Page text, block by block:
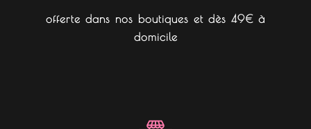
offerte dans nos boutiques et dès 49€ à
domicile